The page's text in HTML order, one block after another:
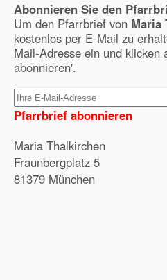
Abonnieren Sie den
Um den Pfarrbrief von Maria
kostenlos per E-Mail zu
Mail-Adresse ein und klicken
abonnieren'.
Pfarrbrief abonnieren
Maria Thalkirchen
Fraunbergplatz 5
81379 München